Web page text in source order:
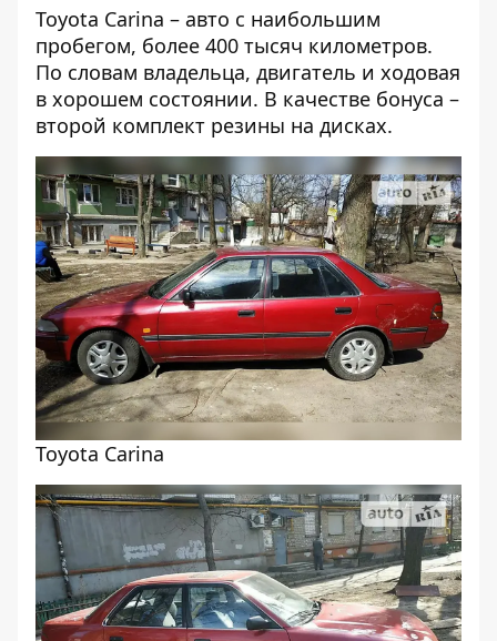
Toyota Carina – авто с наибольшим
пробегом, более 400 тысяч километров.
По словам владельца, двигатель и ходовая
в хорошем состоянии. В качестве бонуса –
второй комплект резины на дисках.
Toyota Carina